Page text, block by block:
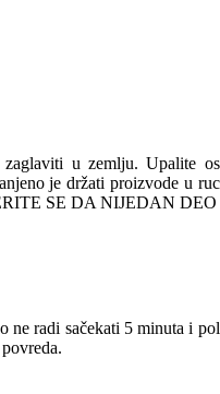
u zemlju. Upalite
je držati proizvode u
SE DA NIJEDAN
radi sačekati 5 minuta i